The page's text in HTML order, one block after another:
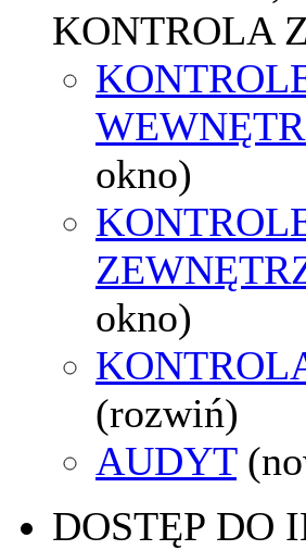
KONTROLA
okno)
okno)
(rozwiń)
AUDYT
DOSTĘP DO